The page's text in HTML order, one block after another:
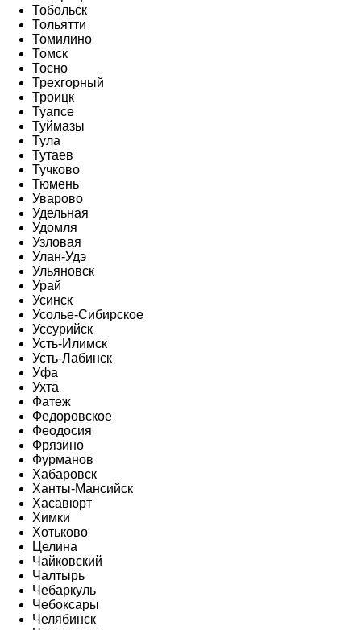
Тобольск
Тольятти
Томилино
Томск
Тосно
Трехгорный
Троицк
Туапсе
Туймазы
Тула
Тутаев
Тучково
Тюмень
Уварово
Удельная
Удомля
Узловая
Улан-Удэ
Ульяновск
Урай
Усинск
Усолье-Сибирское
Уссурийск
Усть-Илимск
Усть-Лабинск
Уфа
Ухта
Фатеж
Федоровское
Феодосия
Фрязино
Фурманов
Хабаровск
Ханты-Мансийск
Хасавюрт
Химки
Хотьково
Целина
Чайковский
Чалтырь
Чебаркуль
Чебоксары
Челябинск